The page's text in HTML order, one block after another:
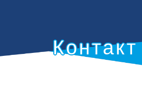
Контакт